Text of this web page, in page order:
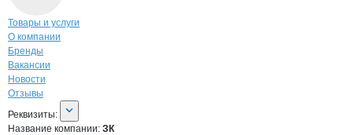
Навигация по странице
Товары и услуги
О компании
Бренды
Вакансии
Новости
Отзывы
О компании
Реквизиты
Реквизиты:
Название компании: ЗК